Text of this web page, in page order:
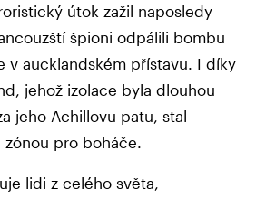
útok zažil naposledy
špioni odpálili bombu
v aucklandském přístavu. I díky
jehož izolace byla dlouhou
jeho Achillovu patu, stal
pro boháče.
lidi z celého světa,